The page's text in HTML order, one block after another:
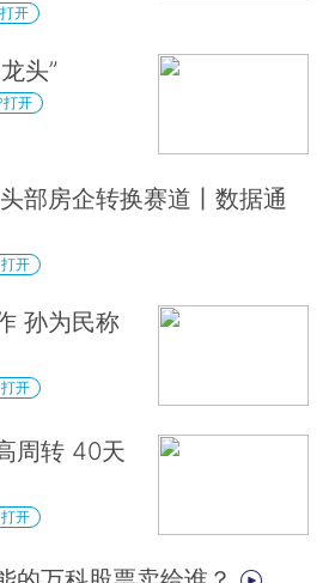
开
头”
打开
部房企转换赛道丨数据通
开
孙为民称
开
周转 40天
开